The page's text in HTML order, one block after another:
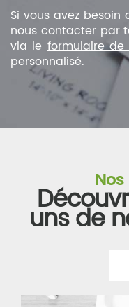
Si vous avez besoin
nous contacter par
via leformulaire
personnalisé.
uns de